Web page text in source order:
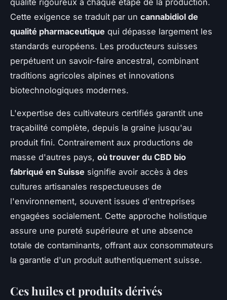
Cette exigence se traduit par un cannabidiol de
qualité pharmaceutique qui dépasse largement les
standards européens. Les producteurs suisses
perpétuent un savoir-faire ancestral, combinant
traditions agricoles alpines et innovations
biotechnologiques modernes.
L'expertise des cultivateurs certifiés garantit une
traçabilité complète, depuis la graine jusqu'au
produit fini. Contrairement aux productions de
masse d'autres pays, où trouver du CBD bio
fabriqué en Suisse signifie avoir accès à des
cultures artisanales respectueuses de
l'environnement, souvent issues d'entreprises
engagées socialement. Cette approche holistique
assure une pureté supérieure et une absence
totale de contaminants, offrant aux consommateurs
la garantie d'un produit authentiquement suisse.
Ces huiles et produits dérivés